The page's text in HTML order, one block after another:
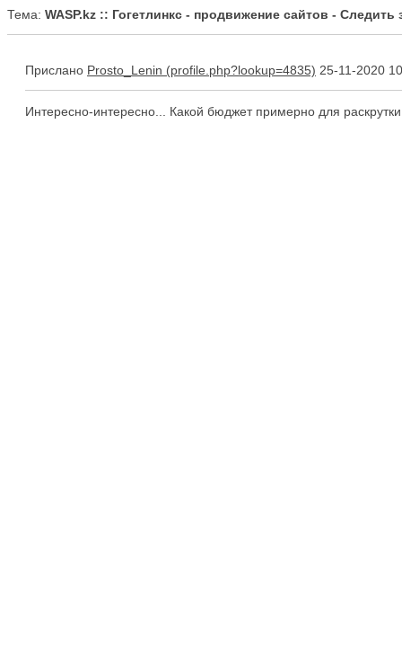
Тема: WASP.kz :: Гогетлинкс - продвижение сайтов -
Прислано Prosto_Lenin 25-11-2020
Интересно-интересно... Какой бюджет примерно для